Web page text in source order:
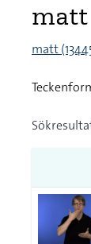
matt
matt